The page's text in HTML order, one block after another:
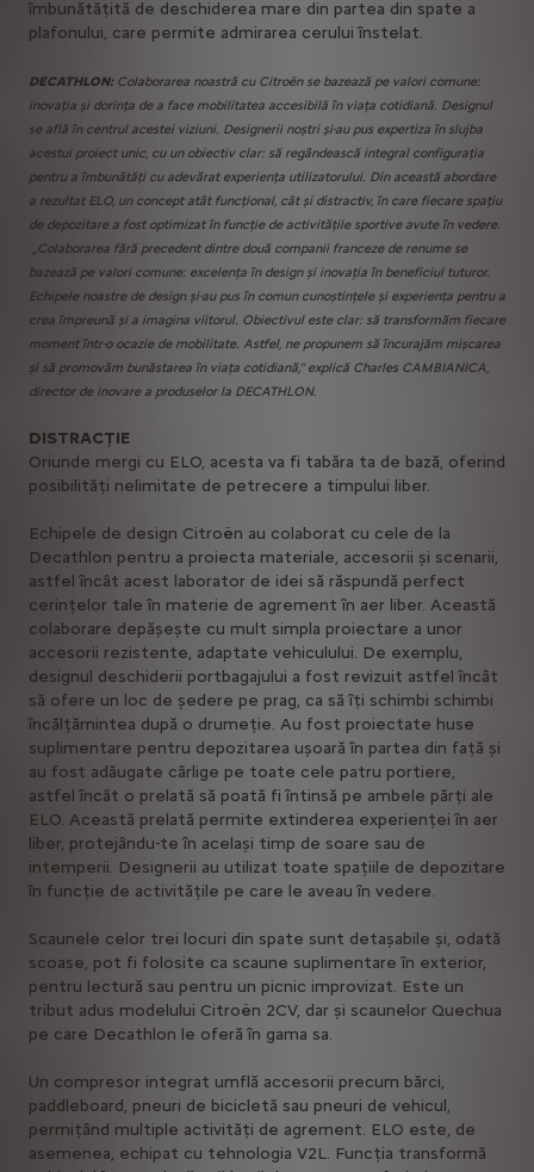
îmbunătățită de deschiderea mare din partea din spate a
plafonului, care permite admirarea cerului înstelat.
DECATHLON:Colaborarea noastră cu Citroën se bazează pe valori comune:
inovația și dorința de a face mobilitatea accesibilă în viața cotidiană. Designul
se află în centrul acestei viziuni. Designerii noștri și-au pus expertiza în slujba
acestui proiect unic, cu un obiectiv clar: să regândească integral configurația
pentru a îmbunătăți cu adevărat experiența utilizatorului. Din această abordare
a rezultat ELO, un concept atât funcțional, cât și distractiv, în care fiecare spațiu
de depozitare a fost optimizat în funcție de activitățile sportive avute în vedere.
„Colaborarea fără precedent dintre două companii franceze de renume se
bazează pe valori comune: excelența în design și inovația în beneficiul tuturor.
Echipele noastre de design și-au pus în comun cunoștințele și experiența pentru a
crea împreună și a imagina viitorul. Obiectivul este clar: să transformăm fiecare
moment într-o ocazie de mobilitate. Astfel, ne propunem să încurajăm mișcarea
și să promovăm bunăstarea în viața cotidiană,” explică Charles CAMBIANICA,
director de inovare a produselor la DECATHLON.
DISTRACȚIE
Oriunde mergi cu ELO, acesta va fi tabăra ta de bază, oferind
posibilități nelimitate de petrecere a timpului liber.
Echipele de design Citroën au colaborat cu cele de la
Decathlon pentru a proiecta materiale, accesorii și scenarii,
astfel încât acest laborator de idei să răspundă perfect
cerințelor tale în materie de agrement în aer liber. Această
colaborare depășește cu mult simpla proiectare a unor
accesorii rezistente, adaptate vehiculului. De exemplu,
designul deschiderii portbagajului a fost revizuit astfel încât
să ofere un loc de ședere pe prag, ca să îți schimbi schimbi
încălțămintea după o drumeție. Au fost proiectate huse
suplimentare pentru depozitarea ușoară în partea din față și
au fost adăugate cârlige pe toate cele patru portiere,
astfel încât o prelată să poată fi întinsă pe ambele părți ale
ELO. Această prelată permite extinderea experienței în aer
liber, protejându-te în același timp de soare sau de
intemperii. Designerii au utilizat toate spațiile de depozitare
în funcție de activitățile pe care le aveau în vedere.
Scaunele celor trei locuri din spate sunt detașabile și, odată
scoase, pot fi folosite ca scaune suplimentare în exterior,
pentru lectură sau pentru un picnic improvizat. Este un
tribut adus modelului Citroën 2CV, dar și scaunelor Quechua
pe care Decathlon le oferă în gama sa.
Un compresor integrat umflă accesorii precum bărci,
paddleboard, pneuri de bicicletă sau pneuri de vehicul,
permițând multiple activități de agrement. ELO este, de
asemenea, echipat cu tehnologia V2L. Funcția transformă